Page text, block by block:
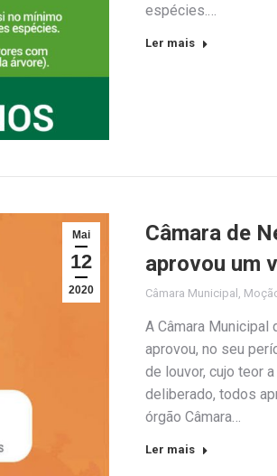
espécies.…
Ler mais
Mai
12
2020
Câmara de
aprovou um
Câmara Municipal ,
A Câmara Municipal
aprovou, no seu
de louvor, cujo teor
deliberado, todos
órgão Câmara…
Ler mais